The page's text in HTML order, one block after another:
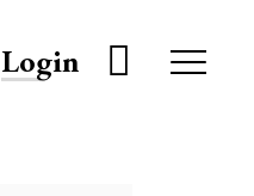
Login